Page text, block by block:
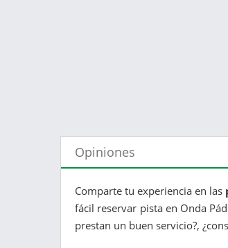
Opiniones
Comparte tu experiencia en las
fácil reservar pista en Onda
prestan un buen servicio?,